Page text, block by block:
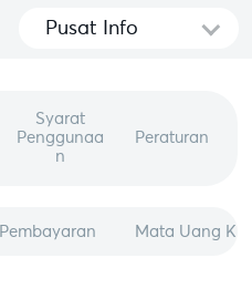
Pusat Info
Syarat
Penggunaa
n
Peraturan
Pembayaran Mata Uang